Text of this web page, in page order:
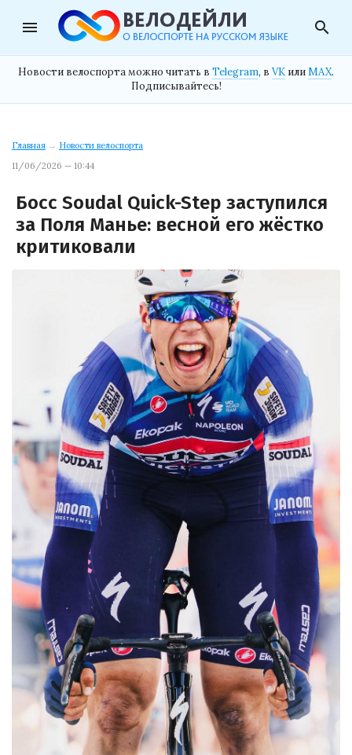
menu search
Новости велоспорта можно читать в Telegram, в VK илиMAX.
Подписывайтесь!
Главная → Новости велоспорта
11/06/2026 — 10:44
Босс Soudal Quick-Step заступился
за Поля Манье: весной его жёстко
критиковали